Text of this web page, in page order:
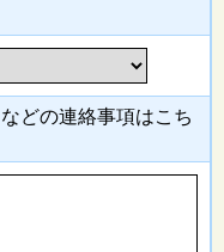
などの連絡事項はこち